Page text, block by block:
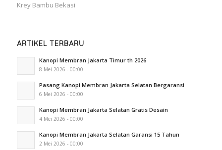
Krey Bambu Bekasi
ARTIKEL TERBARU
Kanopi Membran Jakarta Timur th 2026
8 Mei 2026 - 00:00
Pasang Kanopi Membran Jakarta Selatan Bergaransi
6 Mei 2026 - 00:00
Kanopi Membran Jakarta Selatan Gratis Desain
4 Mei 2026 - 00:00
Kanopi Membran Jakarta Selatan Garansi 15 Tahun
2 Mei 2026 - 00:00